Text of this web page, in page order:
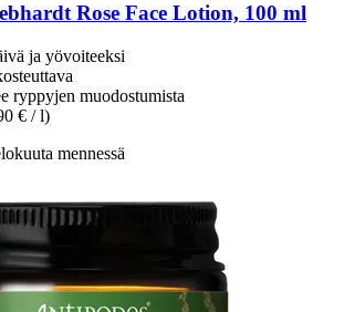
Rose Face Lotion, 100 ml
ja yövoiteeksi
ryppyjen muodostumista
€ / l)
mennessä